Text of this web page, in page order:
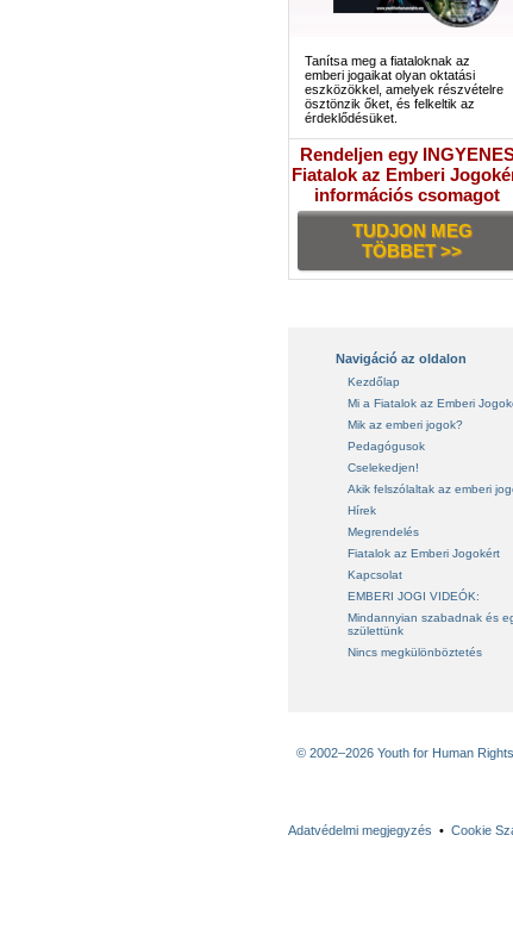
Tanítsa meg a fiataloknak az
emberi jogaikat olyan oktatási
eszközökkel, amelyek részvételre
ösztönzik őket, és felkeltik az
érdeklődésüket.
Rendeljen egy
Fiatalok az Emberi
információs csomagot
TUDJON MEG
TÖBBET >>
Navigáció az oldalon
Kezdőlap
Mi a Fiatalok az Emberi
Mik az emberi jogok?
Pedagógusok
Cselekedjen!
Akik felszólaltak az emberi
Hírek
Megrendelés
Fiatalok az Emberi Jogokért
Kapcsolat
EMBERI JOGI VIDEÓK:
Mindannyian szabadnak és
születtünk
Nincs megkülönböztetés
© 2002–2026 Youth for Human
Adatvédelmi megjegyzés • Cookie